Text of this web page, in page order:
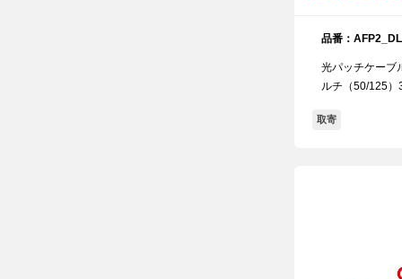
品番：
光パッチケーブ
ルチ（50/125
取寄